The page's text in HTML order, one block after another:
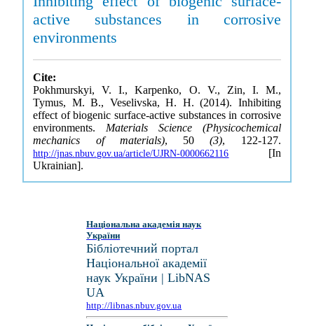
active substances in corrosive
environments
Cite:
Pokhmurskyi, V. I., Karpenko, O. V., Zin, I. M.,
Tymus, M. B., Veselivska, H. H. (2014). Inhibiting
effect of biogenic surface-active substances in corrosive
environments. Materials Science (Physicochemical
mechanics of materials), 50(3), 122-127.
http://jnas.nbuv.gov.ua/article/UJRN-0000662116 [In
Ukrainian].
Національна академія наук
України
Бібліотечний портал
Національної академії
наук України | LibNAS
UA
http://libnas.nbuv.gov.ua